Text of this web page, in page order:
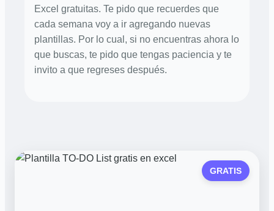
Excel gratuitas. Te pido que recuerdes que
cada semana voy a ir agregando nuevas
plantillas. Por lo cual, si no encuentras ahora lo
que buscas, te pido que tengas paciencia y te
invito a que regreses después.
GRATIS